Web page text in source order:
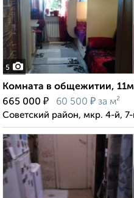
5
Комната в общежитии,
665 000 ₽ 60 500 ₽ за м²
Советский район, мкр. 4-й,